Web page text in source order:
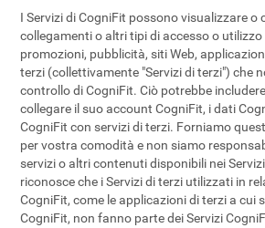
I Servizi di CogniFit possono visualizzare o
collegamenti o altri tipi di accesso o
promozioni, pubblicità, siti Web,
terzi (collettivamente "Servizi di terzi") che
controllo di CogniFit. Ciò potrebbe
collegare il suo account CogniFit, i dati
CogniFit con servizi di terzi. Forniamo
per vostra comodità e non siamo
servizi o altri contenuti disponibili nei
riconosce che i Servizi di terzi utilizzati in
CogniFit, come le applicazioni di terzi a cui
CogniFit, non fanno parte dei Servizi